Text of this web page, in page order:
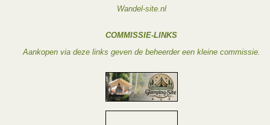
Wandel-site.nl
COMMISSIE-LINKS
Aankopen via deze links geven de beheerder een kleine commissie.